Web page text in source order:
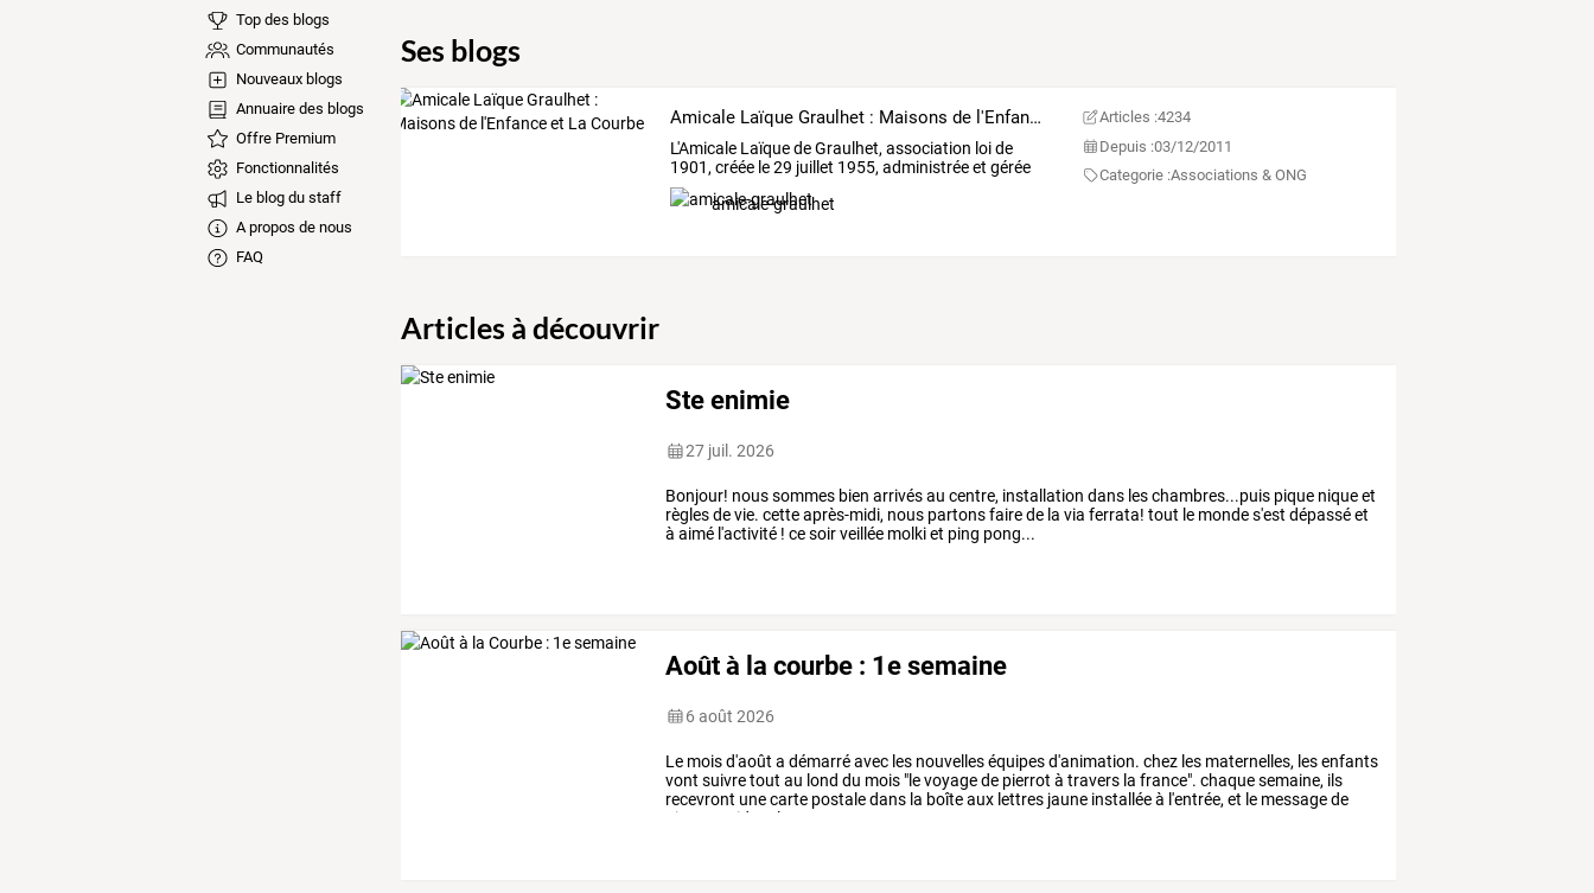
Top des blogs
Communautés
Nouveaux blogs
Annuaire des blogs
Offre Premium
Fonctionnalités
Le blog du staff
A propos de nous
FAQ
Ses blogs
Amicale Laïque Graulhet : Maisons de l'Enfance et La Courbe
L'AmicaleLaïquedeGraulhet,association loide
1901,crééele29 juillet 1955,administréeet gérée
par
amicale-graulhet
Articles :4234
Depuis :03/12/2011
Categorie :Associations & ONG
Articles à découvrir
Ste enimie
27 juil. 2026
Bonjour! nous sommes bien arrivés au centre, installation dans les chambres...puis pique nique et
règles de vie. cette après-midi, nous partons faire de la via ferrata! tout le monde s'est dépassé et
à aimé l'activité ! ce soir veillée molki et ping pong...
Août à la courbe : 1e semaine
6 août 2026
Le moisd'août a démarréavec les nouvelleséquipesd'animation. chez les maternelles, lesenfants
vont suivretout au lond du mois "levoyagede pierrot à travers la france". chaquesemaine, ils
recevront unecarte postaledans la boîteaux lettres jaune installéeà l'entrée, et le messagede
pierrot
guidera leurs